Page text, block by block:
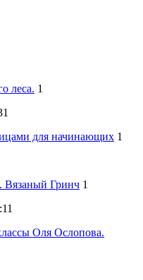
леса. 1
для начинающих 1
Вязаный Гринч 1
Оля Ослопова.